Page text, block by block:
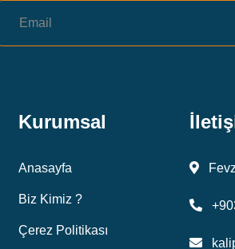
Kurumsal
Anasayfa
Biz Kimiz ?
Çerez Politikası